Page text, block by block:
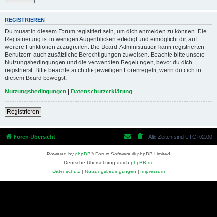
REGISTRIEREN
Du musst in diesem Forum registriert sein, um dich anmelden zu können. Die
Registrierung ist in wenigen Augenblicken erledigt und ermöglicht dir, auf
weitere Funktionen zuzugreifen. Die Board-Administration kann registrierten
Benutzern auch zusätzliche Berechtigungen zuweisen. Beachte bitte unsere
Nutzungsbedingungen und die verwandten Regelungen, bevor du dich
registrierst. Bitte beachte auch die jeweiligen Forenregeln, wenn du dich in
diesem Board bewegst.
Nutzungsbedingungen | Datenschutzerklärung
Registrieren
Foren-Übersicht Alle Zeiten sind UTC+02:00
Powered by phpBB® Forum Software © phpBB Limited
Deutsche Übersetzung durch phpBB.de
Datenschutz | Nutzungsbedingungen | Impressum